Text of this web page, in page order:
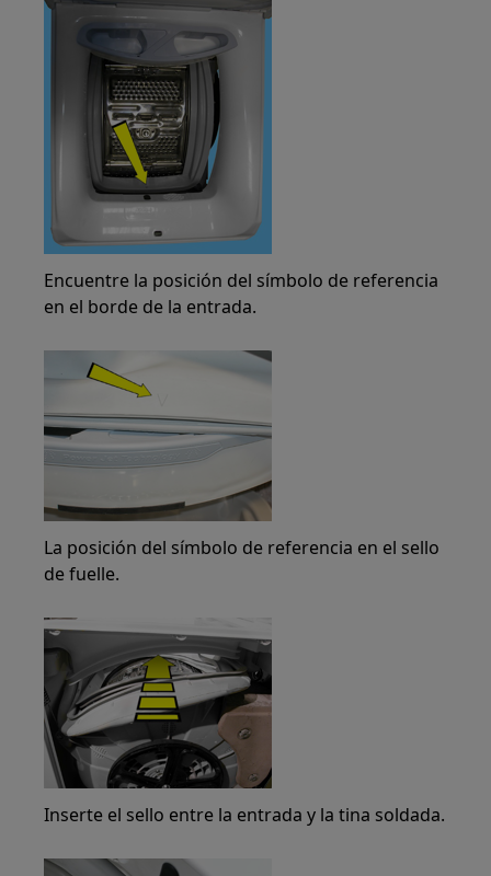
Encuentre la posición del símbolo de referencia
en el borde de la entrada.
La posición del símbolo de referencia en el sello
de fuelle.
Inserte el sello entre la entrada y la tina soldada.